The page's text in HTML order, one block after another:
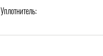
Уплотнитель: